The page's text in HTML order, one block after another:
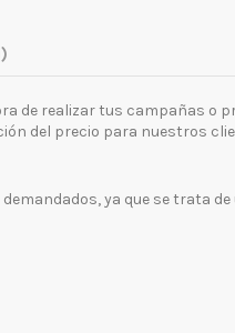
de realizar tus campañas o
del precio para nuestros
ya que se trata